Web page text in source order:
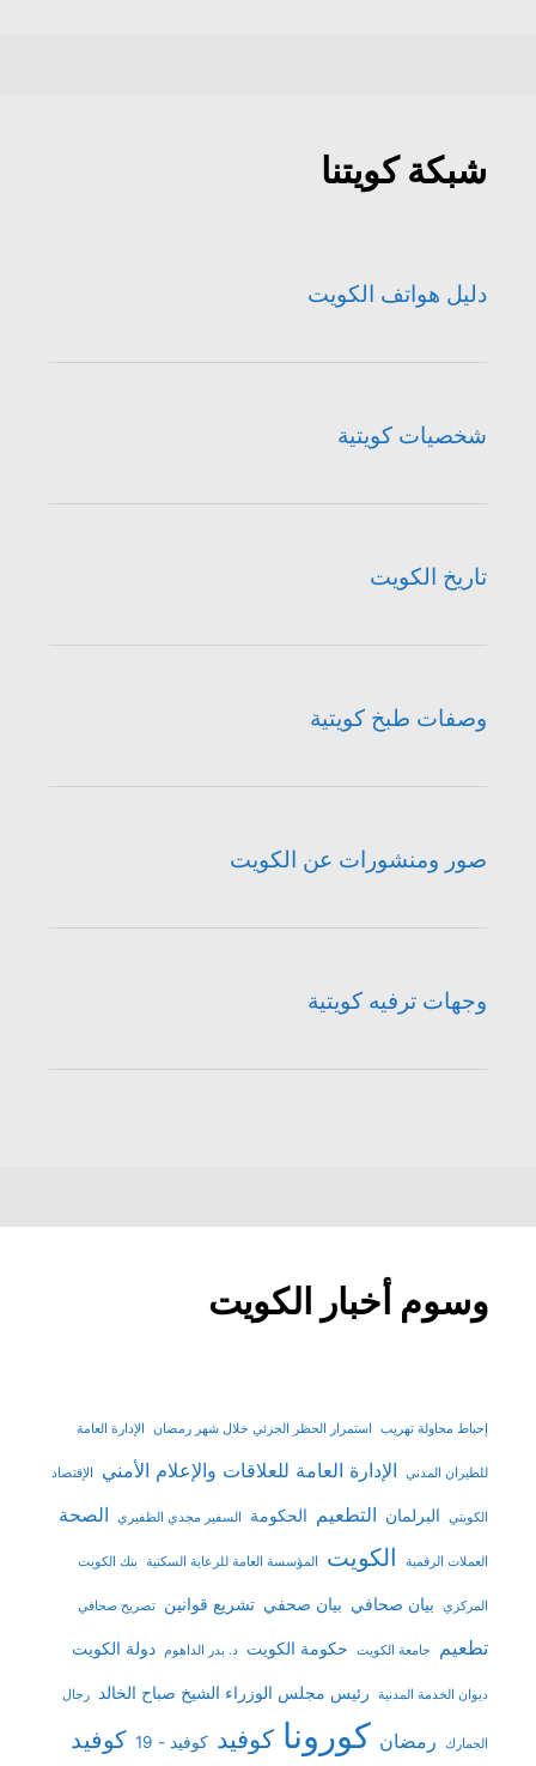
شبكة كويتنا
دليل هواتف الكويت
شخصيات كويتية
تاريخ الكويت
وصفات طبخ كويتية
صور ومنشورات عن الكويت
وجهات ترفيه كويتية
وسوم أخبار الكويت
إحباط محاولة تهريب استمرار الحظر الجزئي خلال شهر رمضان الإدارة العامة
للطيران المدني الإدارة العامة للعلاقات والإعلام الأمني الإقتصاد
الكويتي البرلمان التطعيم الحكومة السفير مجدي الظفيري الصحة
العملات الرقمية الكويت المؤسسة العامة للرعاية السكنية بنك الكويت
المركزي بيان صحافي بيان صحفي تشريع قوانين تصريح صحافي
تطعيم جامعة الكويت حكومة الكويت د. بدر الداهوم دولة الكويت
ديوان الخدمة المدنية رئيس مجلس الوزراء الشيخ صباح الخالد رجال
الجمارك رمضان كورونا كوفيد كوفيد - 19 كوفيد